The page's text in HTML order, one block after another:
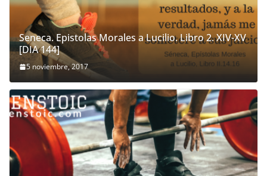
Seneca. Epistolas Morales a Lucilio. Libro 2. XIV-XV
[DIA 144]
5 noviembre, 2017